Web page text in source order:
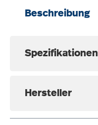
Beschreibung
Spezifikationen
Hersteller